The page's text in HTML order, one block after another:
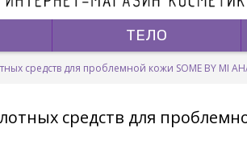
ТЕЛО
средств для проблемной кожи SOME BY MI
средств для